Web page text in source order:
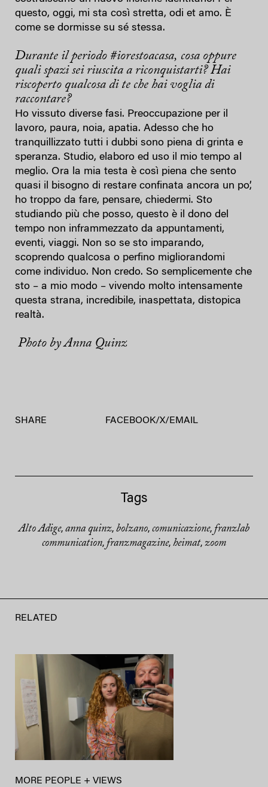
questo, oggi, mi sta così stretta, odi et amo. È
come se dormisse su sé stessa.
Durante il periodo #iorestoacasa, cosa oppure
quali spazi sei riuscita a riconquistarti? Hai
riscoperto qualcosa di te che hai voglia di
raccontare?
Ho vissuto diverse fasi. Preoccupazione per il
lavoro, paura, noia, apatia. Adesso che ho
tranquillizzato tutti i dubbi sono piena di grinta e
speranza. Studio, elaboro ed uso il mio tempo al
meglio. Ora la mia testa è così piena che sento
quasi il bisogno di restare confinata ancora un po’,
ho troppo da fare, pensare, chiedermi. Sto
studiando più che posso, questo è il dono del
tempo non inframmezzato da appuntamenti,
eventi, viaggi. Non so se sto imparando,
scoprendo qualcosa o perfino migliorandomi
come individuo. Non credo. So semplicemente che
sto – a mio modo – vivendo molto intensamente
questa strana, incredibile, inaspettata, distopica
realtà.
Photo by Anna Quinz
SHARE FACEBOOK/X/ EMAIL
Tags
Alto Adige, anna quinz, bolzano, comunicazione, franzlab
communication, franzmagazine, heimat, zoom
RELATED
MORE PEOPLE + VIEWS